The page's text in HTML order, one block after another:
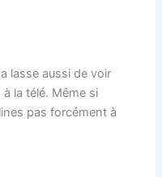
lasse aussi de voir
la télé. Même si
pas forcément à